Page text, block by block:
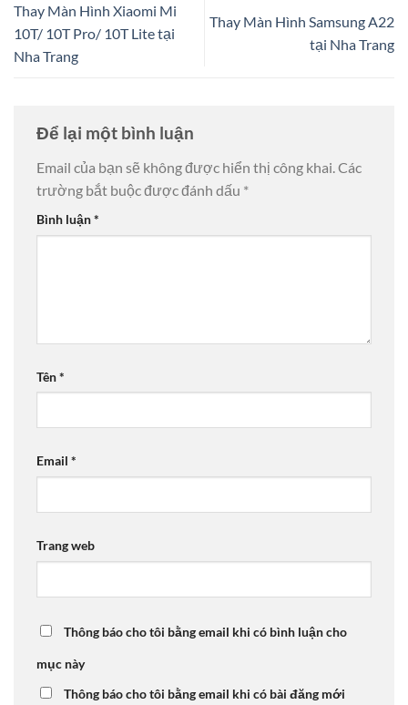
Thay Màn Hình Xiaomi Mi
10T/ 10T Pro/ 10T Lite tại
Nha Trang
Thay Màn Hình Samsung A22
tại Nha Trang
Để lại một bình luận
Email của bạn sẽ không được hiển thị công khai. Các
trường bắt buộc được đánh dấu *
Bình luận*
Tên*
Email *
Trang web
Thông báo cho tôi bằng email khi có bình luận cho
mục này
Thông báo cho tôi bằng email khi có bài đăng mới